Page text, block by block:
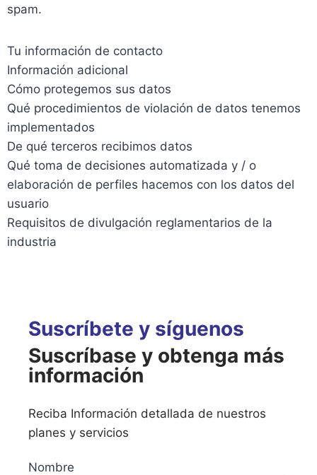
spam.
Tu información de contacto
Información adicional
Cómo protegemos sus datos
Qué procedimientos de violación de datos tenemos
implementados
De qué terceros recibimos datos
Qué toma de decisiones automatizada y / o
elaboración de perfiles hacemos con los datos del
usuario
Requisitos de divulgación reglamentarios de la
industria
Suscríbete y síguenos
Suscríbase y obtenga más
información
Reciba Información detallada de nuestros
planes y servicios
Nombre